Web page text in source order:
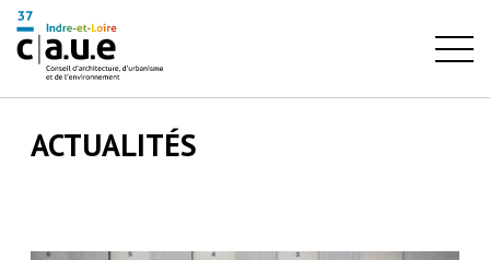
ACTUALITÉS